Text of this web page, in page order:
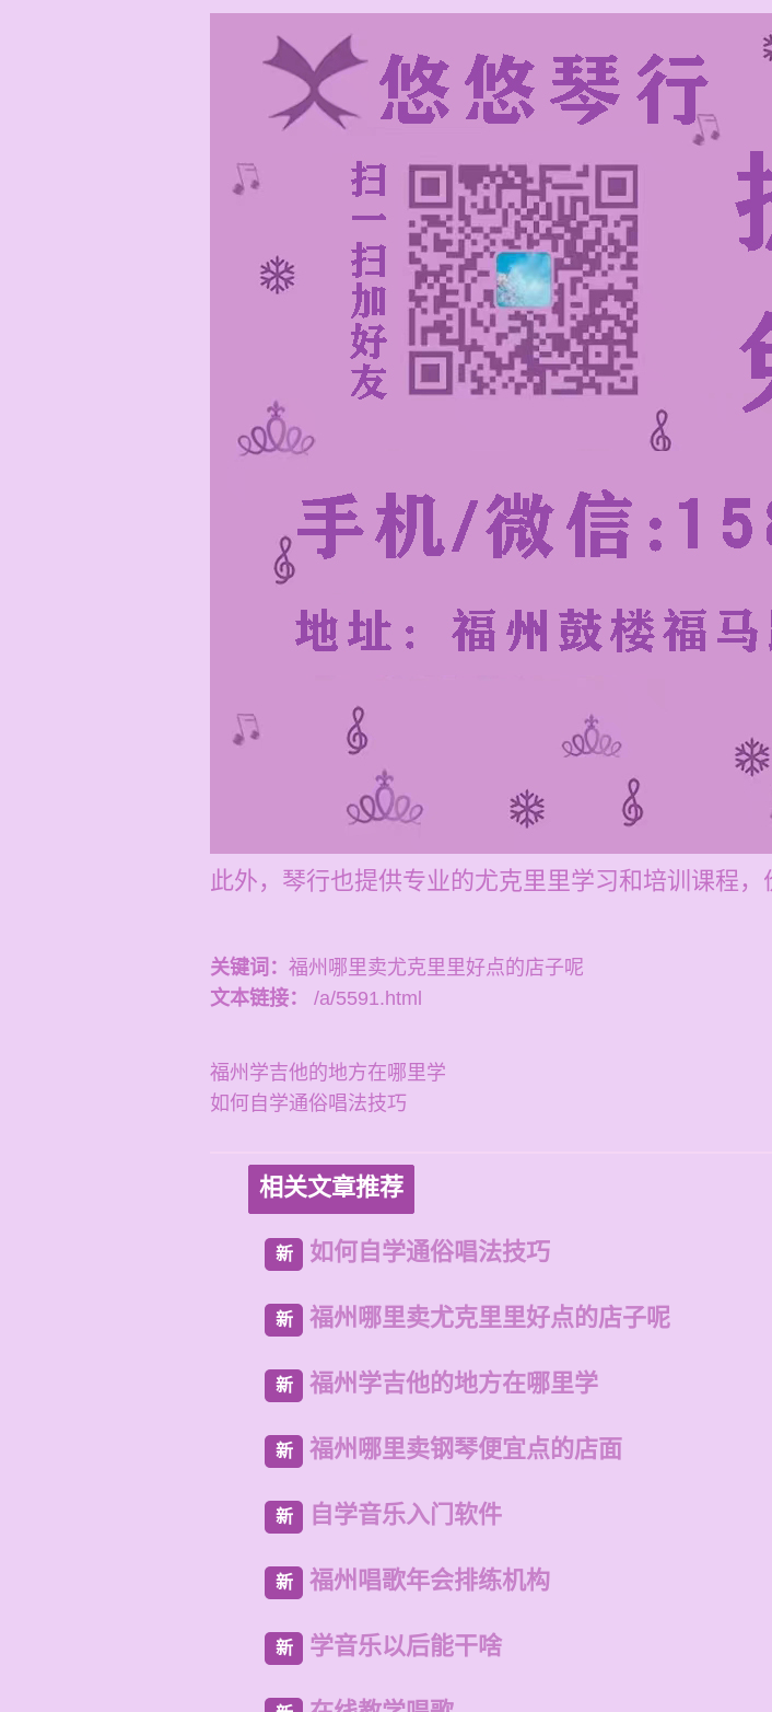
此外，琴行也提供专业的尤克里里学习和培训课程，
关键词： 福州哪里卖尤克里里好点的店子呢
文本链接：
/a/5591.html
福州学吉他的地方在哪里学
如何自学通俗唱法技巧
相关文章推荐
新 如何自学通俗唱法技巧
新 福州哪里卖尤克里里好点的店子呢
新 福州学吉他的地方在哪里学
新 福州哪里卖钢琴便宜点的店面
新 自学音乐入门软件
新 福州唱歌年会排练机构
新 学音乐以后能干啥